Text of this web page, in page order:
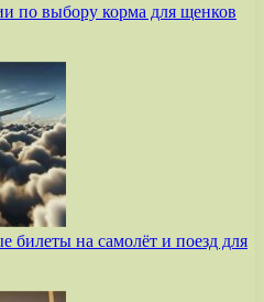
по выбору корма для щенков
билеты на самолёт и поезд для